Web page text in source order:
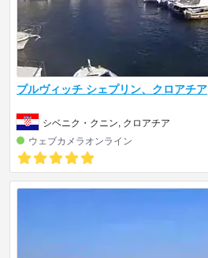
プルヴィッチ シェプリン、クロアチア
シベニク・クニン, クロアチア
ウェブカメラオンライン